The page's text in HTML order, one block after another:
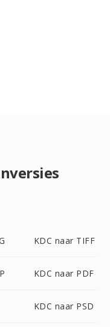
KDC naar TIFF
KDC naar PDF
KDC naar PSD